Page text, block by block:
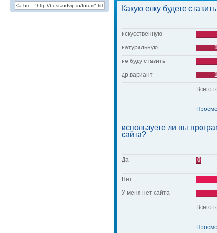
Какую елку будете
искусственную
натуральную
1
не буду ставить
др.вариант
1
Всего
используете ли вы
сайта?
Да 0
Нет
У меня нет сайта
Всего